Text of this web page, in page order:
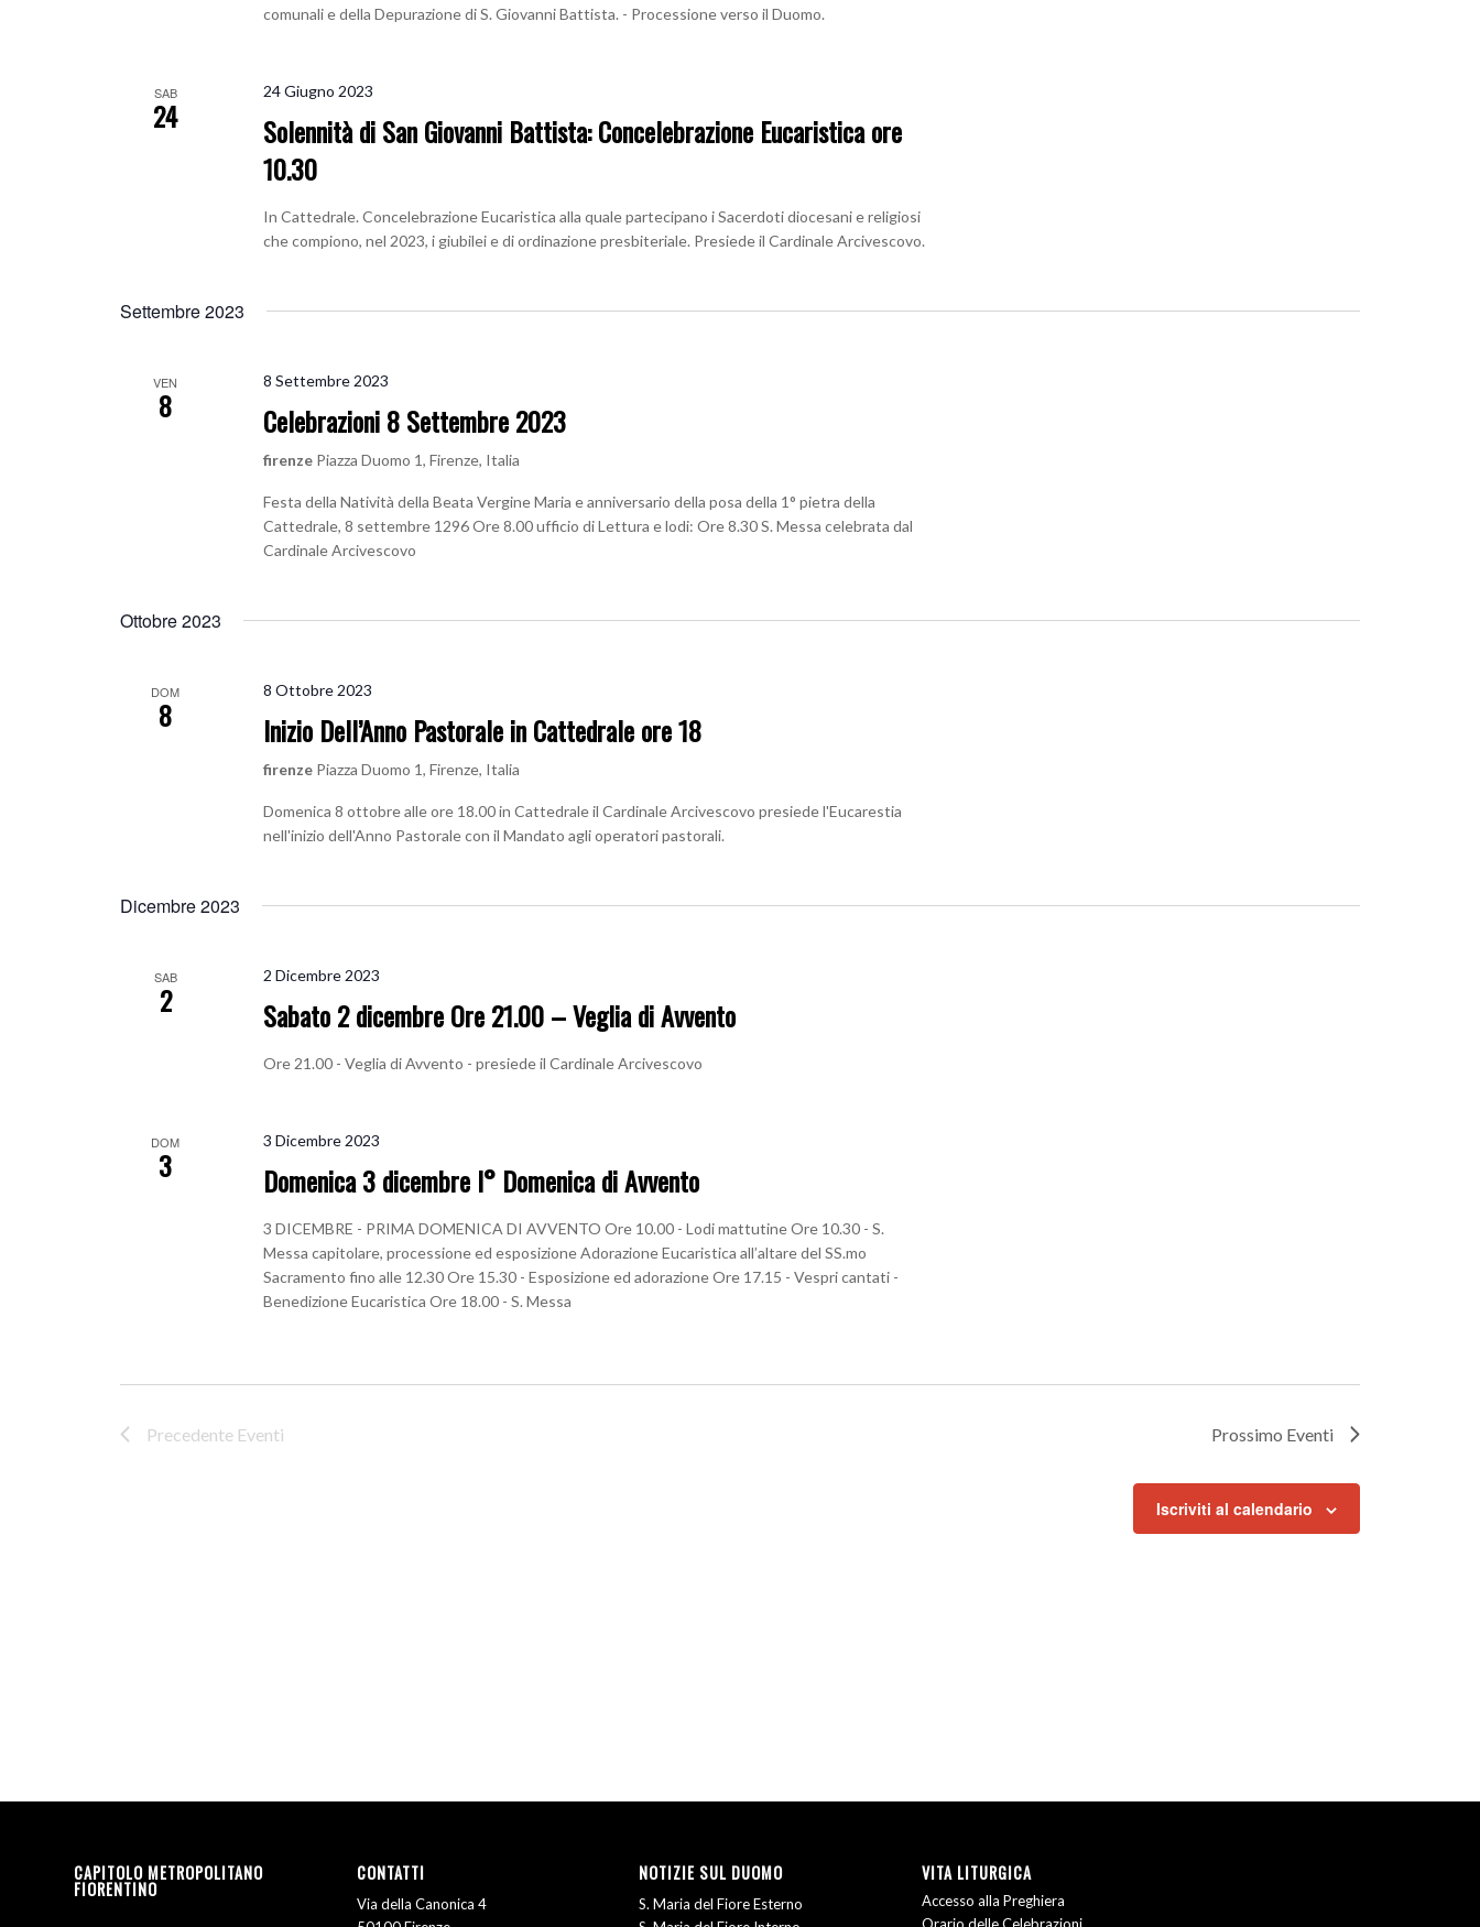
comunali e della Depurazione di S. Giovanni Battista. - Processione verso il Duomo.
SAB
24
24 Giugno 2023
Solennità di San Giovanni Battista: Concelebrazione Eucaristica ore
10.30
In Cattedrale. Concelebrazione Eucaristica alla quale partecipano i Sacerdoti diocesani e religiosi
che compiono, nel 2023, i giubilei e di ordinazione presbiteriale. Presiede il Cardinale Arcivescovo.
Settembre 2023
VEN
8
8 Settembre 2023
Celebrazioni 8 Settembre 2023
firenze Piazza Duomo 1, Firenze, Italia
Festa della Natività della Beata Vergine Maria e anniversario della posa della 1° pietra della
Cattedrale, 8 settembre 1296 Ore 8.00 ufficio di Lettura e lodi: Ore 8.30 S. Messa celebrata dal
Cardinale Arcivescovo
Ottobre 2023
DOM
8
8 Ottobre 2023
Inizio Dell’Anno Pastorale in Cattedrale ore 18
firenze Piazza Duomo 1, Firenze, Italia
Domenica 8 ottobre alle ore 18.00 in Cattedrale il Cardinale Arcivescovo presiede l'Eucarestia
nell'inizio dell'Anno Pastorale con il Mandato agli operatori pastorali.
Dicembre 2023
SAB
2
2 Dicembre 2023
Sabato 2 dicembre Ore 21.00 – Veglia di Avvento
Ore 21.00 - Veglia di Avvento - presiede il Cardinale Arcivescovo
DOM
3
3 Dicembre 2023
Domenica 3 dicembre I° Domenica di Avvento
3 DICEMBRE - PRIMA DOMENICA DI AVVENTO Ore 10.00 - Lodi mattutine Ore 10.30 - S.
Messa capitolare, processione ed esposizione Adorazione Eucaristica all’altare del SS.mo
Sacramento fino alle 12.30 Ore 15.30 - Esposizione ed adorazione Ore 17.15 - Vespri cantati -
Benedizione Eucaristica Ore 18.00 - S. Messa
Precedente Eventi Prossimo Eventi
Iscriviti al calendario
CAPITOLO METROPOLITANO
FIORENTINO
CONTATTI
Via della Canonica 4
NOTIZIE SUL DUOMO
S. Maria del Fiore Esterno
VITA LITURGICA
Accesso alla Preghiera